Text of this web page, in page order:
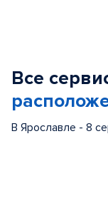
Все
В Ярославле - 8